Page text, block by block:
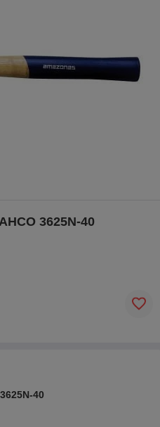
3625N-40
40